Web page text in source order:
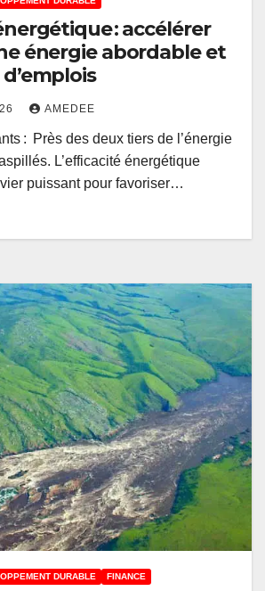
: accélérer
énergie abordable et
AMEDEE
: Près des deux tiers de l’énergie
L’efficacité énergétique
puissant pour favoriser…
DURABLE FINANCE